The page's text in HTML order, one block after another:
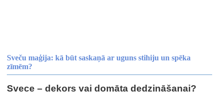
Sveču maģija: kā būt saskaņā ar uguns stihiju un spēka
zīmēm?
Svece – dekors vai domāta dedzināšanai?